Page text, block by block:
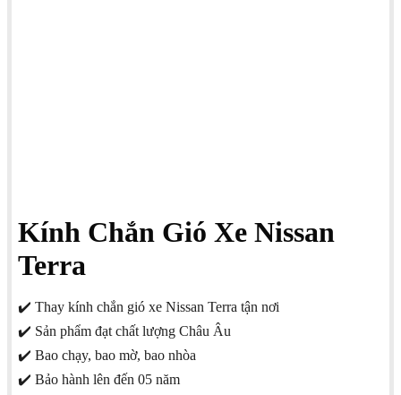
Kính Chắn Gió Xe Nissan
Terra
✔️ Thay kính chắn gió xe Nissan Terra tận nơi
✔️ Sản phẩm đạt chất lượng Châu Âu
✔️ Bao chạy, bao mờ, bao nhòa
✔️ Bảo hành lên đến 05 năm